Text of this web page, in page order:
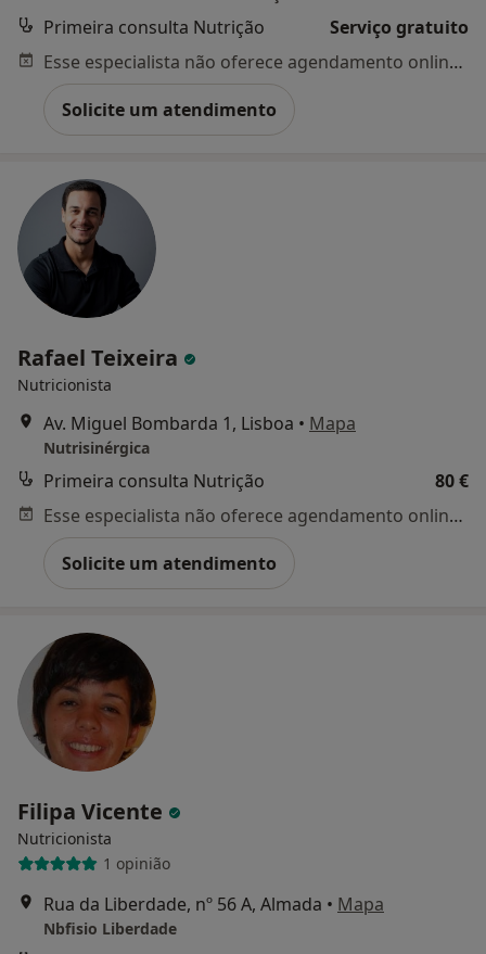
Primeira consulta Nutrição
Serviço gratuito
Esse especialista não oferece agendamento online para esse endereço.
Solicite um atendimento
Rafael Teixeira
Nutricionista
Av. Miguel Bombarda 1, Lisboa • Mapa
Nutrisinérgica
Primeira consulta Nutrição
80 €
Esse especialista não oferece agendamento online para esse endereço.
Solicite um atendimento
Filipa Vicente
Nutricionista
1 opinião
Rua da Liberdade, nº 56 A, Almada • Mapa
Nbfisio Liberdade